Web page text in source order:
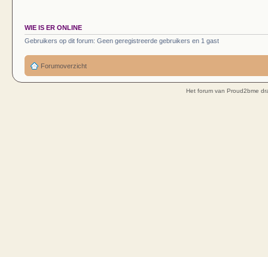
WIE IS ER ONLINE
Gebruikers op dit forum: Geen geregistreerde gebruikers en 1 gast
Forumoverzicht
Het forum van Proud2bme